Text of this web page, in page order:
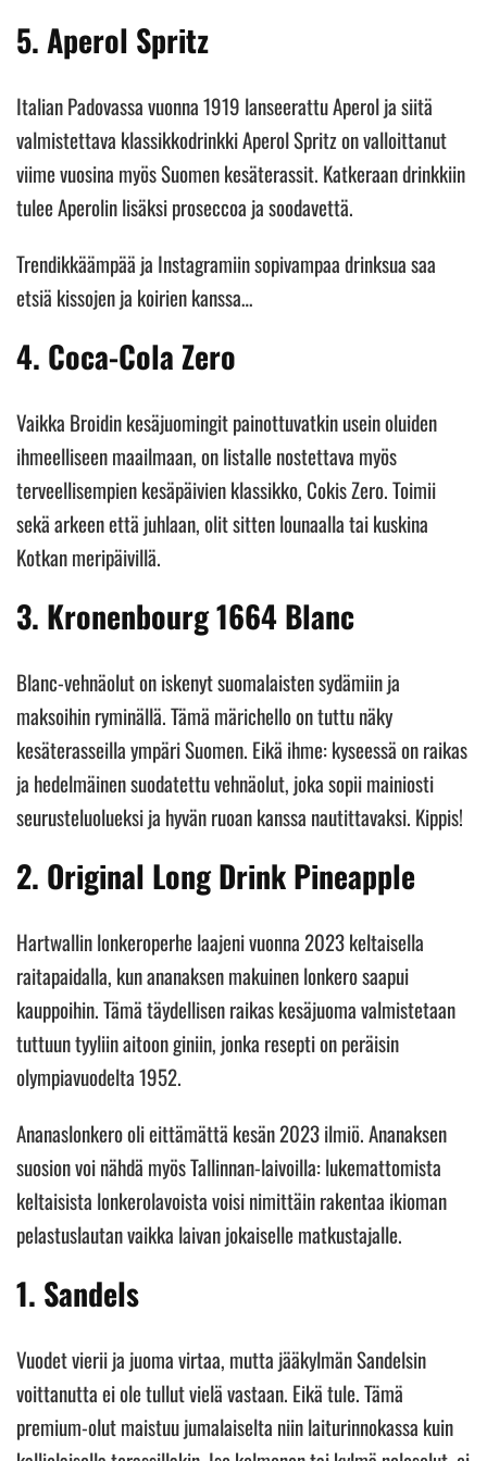
5. Aperol Spritz
Italian Padovassa vuonna 1919 lanseerattu Aperol ja siitä
valmistettava klassikkodrinkki Aperol Spritz on valloittanut
viime vuosina myös Suomen kesäterassit. Katkeraan drinkkiin
tulee Aperolin lisäksi proseccoa ja soodavettä.
Trendikkäämpää ja Instagramiin sopivampaa drinksua saa
etsiä kissojen ja koirien kanssa…
4. Coca-Cola Zero
Vaikka Broidin kesäjuomingit painottuvatkin usein oluiden
ihmeelliseen maailmaan, on listalle nostettava myös
terveellisempien kesäpäivien klassikko, Cokis Zero. Toimii
sekä arkeen että juhlaan, olit sitten lounaalla tai kuskina
Kotkan meripäivillä.
3. Kronenbourg 1664 Blanc
Blanc-vehnäolut on iskenyt suomalaisten sydämiin ja
maksoihin ryminällä. Tämä märichello on tuttu näky
kesäterasseilla ympäri Suomen. Eikä ihme: kyseessä on raikas
ja hedelmäinen suodatettu vehnäolut, joka sopii mainiosti
seurusteluolueksi ja hyvän ruoan kanssa nautittavaksi. Kippis!
2. Original Long Drink Pineapple
Hartwallin lonkeroperhe laajeni vuonna 2023 keltaisella
raitapaidalla, kun ananaksen makuinen lonkero saapui
kauppoihin. Tämä täydellisen raikas kesäjuoma valmistetaan
tuttuun tyyliin aitoon giniin, jonka resepti on peräisin
olympiavuodelta 1952.
Ananaslonkero oli eittämättä kesän 2023 ilmiö. Ananaksen
suosion voi nähdä myös Tallinnan-laivoilla: lukemattomista
keltaisista lonkerolavoista voisi nimittäin rakentaa ikioman
pelastuslautan vaikka laivan jokaiselle matkustajalle.
1. Sandels
Vuodet vierii ja juoma virtaa, mutta jääkylmän Sandelsin
voittanutta ei ole tullut vielä vastaan. Eikä tule. Tämä
premium-olut maistuu jumalaiselta niin laiturinnokassa kuin